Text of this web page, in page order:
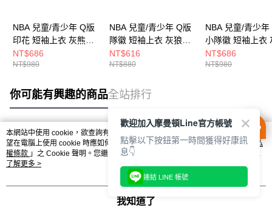
NBA 兒童/青少年 Q版
印花 短袖上衣 灰熊隊
3526100882
NT$686
NT$980
NBA 兒童/青少年 Q版
隊徽 短袖上衣 灰狼隊
3526100500
NT$616
NT$880
NBA 兒童/青少年
小隊徽 短袖上衣
隊 3626102200
NT$686
NT$980
你可能有興趣的商品全站排行
熱門標籤
本網站中使用 cookie，欲查詢有關本網站使用 cookie 方式之詳情，及若您不希
望在電腦上使用 cookie 時應如何變更電腦的 cookie 設定，請參閱本網站「
隱私
權條款 」之 Cookie 聲明。您繼續使用本網站即表示您同意本公司得按本網站使
用條款之 Cookie 聲明使用 cookie。
了解更多 >
我知道了
歡迎加入摩曼頓Line官方帳號
點擊以下按鈕第一時間獲得好康訊
息👇
連結 LINE 帳號